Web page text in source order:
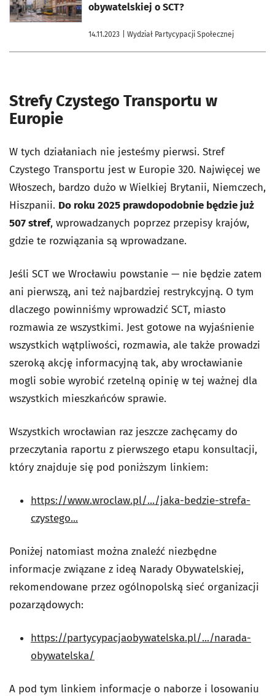
obywatelskiej o SCT?
14.11.2023 | Wydział Partycypacji Społecznej
Strefy Czystego Transportu w
Europie
W tych działaniach nie jesteśmy pierwsi. Stref
Czystego Transportu jest w Europie 320. Najwięcej we
Włoszech, bardzo dużo w Wielkiej Brytanii, Niemczech,
Hiszpanii. Do roku 2025 prawdopodobnie będzie już
507 stref, wprowadzanych poprzez przepisy krajów,
gdzie te rozwiązania są wprowadzane.
Jeśli SCT we Wrocławiu powstanie — nie będzie zatem
ani pierwszą, ani też najbardziej restrykcyjną. O tym
dlaczego powinniśmy wprowadzić SCT, miasto
rozmawia ze wszystkimi. Jest gotowe na wyjaśnienie
wszystkich wątpliwości, rozmawia, ale także prowadzi
szeroką akcję informacyjną tak, aby wrocławianie
mogli sobie wyrobić rzetelną opinię w tej ważnej dla
wszystkich mieszkańców sprawie.
Wszystkich wrocławian raz jeszcze zachęcamy do
przeczytania raportu z pierwszego etapu konsultacji,
który znajduje się pod poniższym linkiem:
https://www.wroclaw.pl/.../jaka-bedzie-strefa-
czystego...
Poniżej natomiast można znaleźć niezbędne
informacje związane z ideą Narady Obywatelskiej,
rekomendowane przez ogólnopolską sieć organizacji
pozarządowych:
https://partycypacjaobywatelska.pl/.../narada-
obywatelska/
A pod tym linkiem informacje o naborze i losowaniu